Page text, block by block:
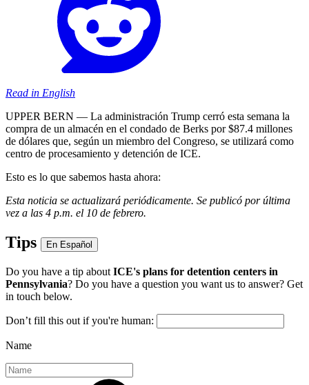
Read in English
UPPER BERN — La administración Trump cerró esta semana la
compra de un almacén en el condado de Berks por $87.4 millones
de dólares que, según un miembro del Congreso, se utilizará como
centro de procesamiento y detención de ICE.
Esto es lo que sabemos hasta ahora:
Esta noticia se actualizará periódicamente. Se publicó por última
vez a las 4 p.m. el 10 de febrero.
Tips En Español
Do you have a tip about ICE's plans for detention centers in
Pennsylvania? Do you have a question you want us to answer? Get
in touch below.
Don’t fill this out if you're human:
Name